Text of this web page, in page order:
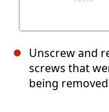
Unscrew and
screws that
being